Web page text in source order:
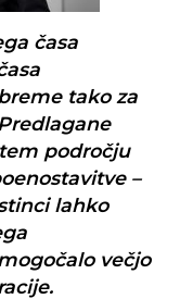
časa
tako za
področju
–
lahko
večjo